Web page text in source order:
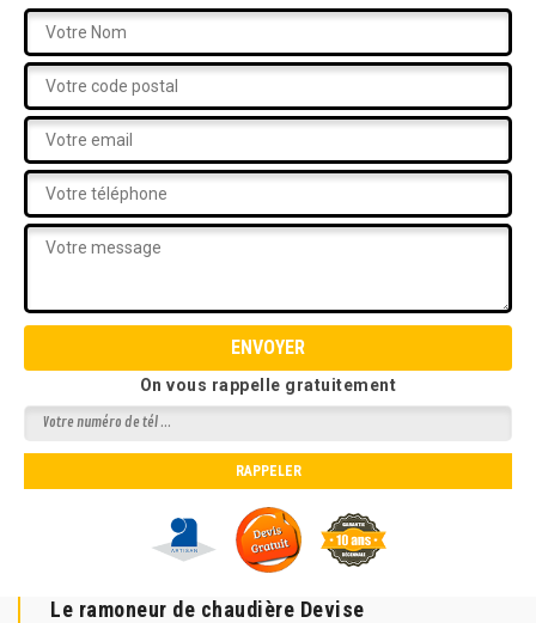
On vous rappelle gratuitement
Le ramoneur de chaudière Devise